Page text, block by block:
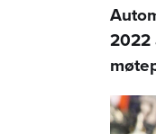
2022